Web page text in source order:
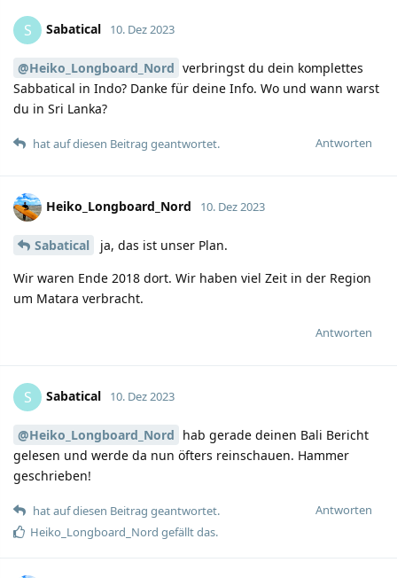
S Sabatical 10. Dez 2023
@Heiko_Longboard_Nord verbringst du dein komplettes
Sabbatical in Indo? Danke für deine Info. Wo und wann warst
du in Sri Lanka?
Antworten
hat auf diesen Beitrag geantwortet.
Heiko_Longboard_Nord 10. Dez 2023
Sabatical
ja, das ist unser Plan.
Wir waren Ende 2018 dort. Wir haben viel Zeit in der Region
um Matara verbracht.
Antworten
S Sabatical 10. Dez 2023
@Heiko_Longboard_Nord hab gerade deinen Bali Bericht
gelesen und werde da nun öfters reinschauen. Hammer
geschrieben!
Antworten
hat auf diesen Beitrag geantwortet.
Heiko_Longboard_Nord gefällt das.